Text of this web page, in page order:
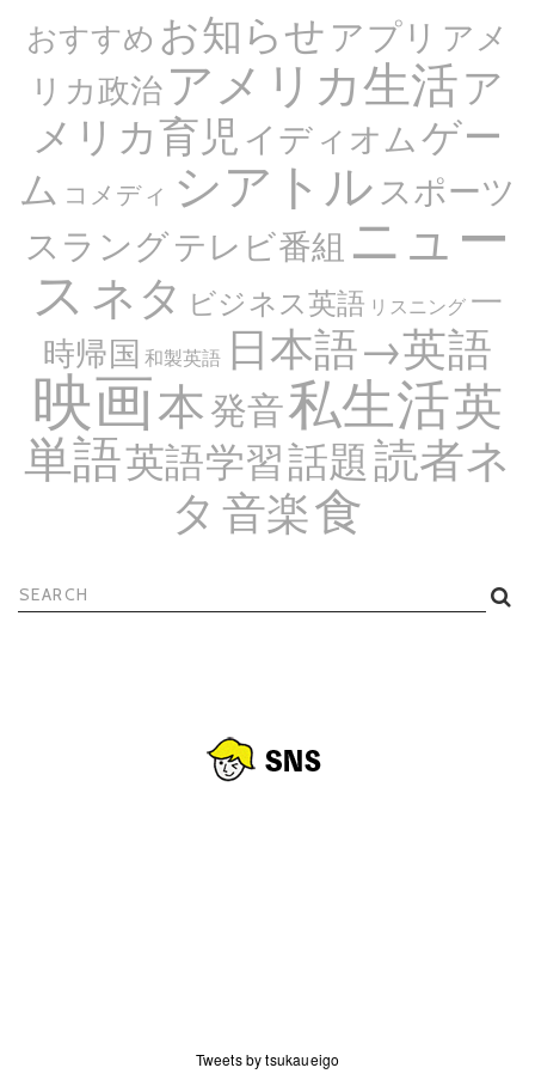
おすすめ お知らせアプリ アメ
リカ政治アメリカ生活ア
メリカ育児 イディオムゲー
ム コメディ シアトル スポーツ
スラングテレビ番組 ニュー
ス ネタ ビジネス英語 リスニング 一
時帰国 和製英語 日本語→英語
映画本発音私生活英
単語英語学習話題読者ネ
タ 音楽食
Tweets by tsukaueigo